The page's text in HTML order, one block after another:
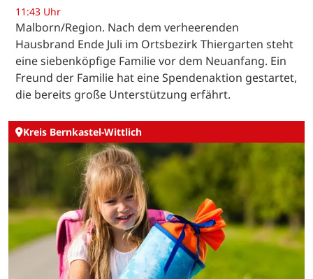
11:43 Uhr
Malborn/Region. Nach dem verheerenden
Hausbrand Ende Juli im Ortsbezirk Thiergarten steht
eine siebenköpfige Familie vor dem Neuanfang. Ein
Freund der Familie hat eine Spendenaktion gestartet,
die bereits große Unterstützung erfährt.
Kreis Bernkastel-Wittlich